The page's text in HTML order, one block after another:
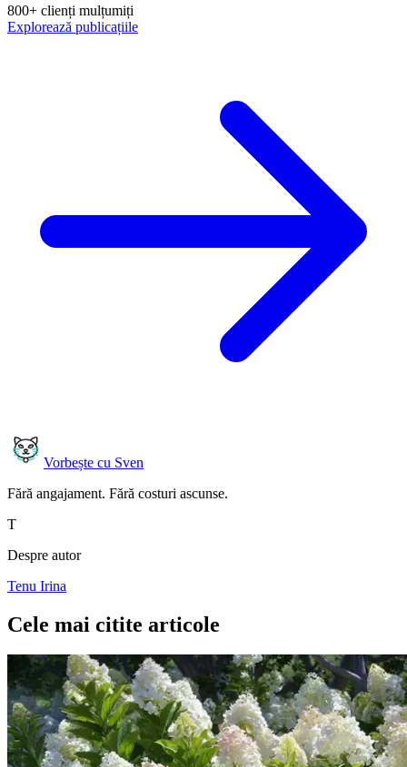
800+ clienți mulțumiți
Explorează publicațiile
Vorbește cu Sven
Fără angajament. Fără costuri ascunse.
T
Despre autor
Tenu Irina
Cele mai citite articole